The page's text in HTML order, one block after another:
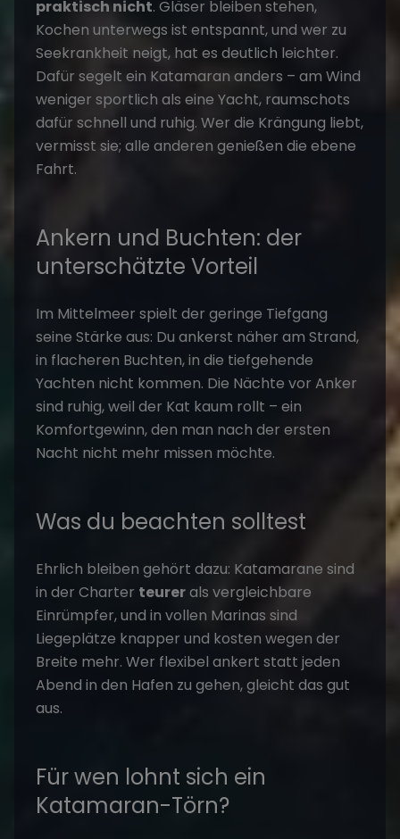
praktisch nicht. Gläser bleiben stehen,
Kochen unterwegs ist entspannt, und wer zu
Seekrankheit neigt, hat es deutlich leichter.
Dafür segelt ein Katamaran anders – am Wind
weniger sportlich als eine Yacht, raumschots
dafür schnell und ruhig. Wer die Krängung liebt,
vermisst sie; alle anderen genießen die ebene
Fahrt.
Ankern und Buchten: der
unterschätzte Vorteil
Im Mittelmeer spielt der geringe Tiefgang
seine Stärke aus: Du ankerst näher am Strand,
in flacheren Buchten, in die tiefgehende
Yachten nicht kommen. Die Nächte vor Anker
sind ruhig, weil der Kat kaum rollt – ein
Komfortgewinn, den man nach der ersten
Nacht nicht mehr missen möchte.
Was du beachten solltest
Ehrlich bleiben gehört dazu: Katamarane sind
in der Charter teurerals vergleichbare
Einrümpfer, und in vollen Marinas sind
Liegeplätze knapper und kosten wegen der
Breite mehr. Wer flexibel ankert statt jeden
Abend in den Hafen zu gehen, gleicht das gut
aus.
Für wen lohnt sich ein
Katamaran-Törn?